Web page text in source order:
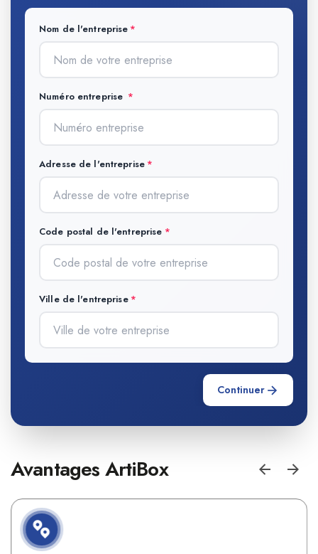
Nom de l'entreprise
Numéro entreprise
Adresse de l'entreprise
Code postal de l'entreprise
Ville de l'entreprise
Continuer
Avantages ArtiBox